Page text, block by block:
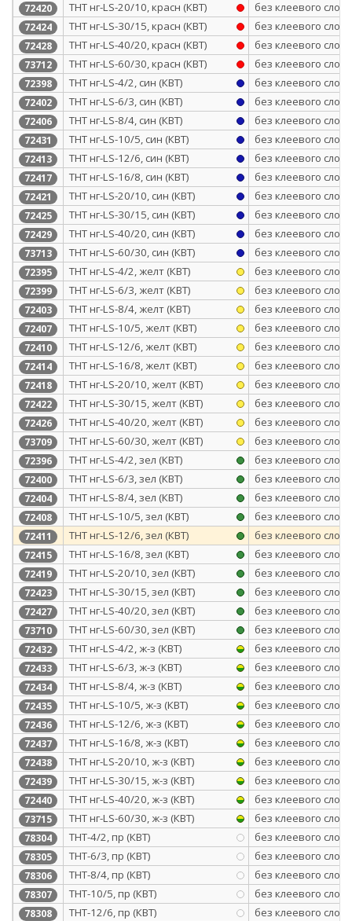
72420 ТНТ нг-LS-20/10, красн (КВТ) без клеевого слоя
72424 ТНТ нг-LS-30/15, красн (КВТ) без клеевого слоя
72428 ТНТ нг-LS-40/20, красн (КВТ) без клеевого слоя
73712 ТНТ нг-LS-60/30, красн (КВТ) без клеевого слоя
72398 ТНТ нг-LS-4/2, син (КВТ) без клеевого слоя
72402 ТНТ нг-LS-6/3, син (КВТ) без клеевого слоя
72406 ТНТ нг-LS-8/4, син (КВТ) без клеевого слоя
72431 ТНТ нг-LS-10/5, син (КВТ) без клеевого слоя
72413 ТНТ нг-LS-12/6, син (КВТ) без клеевого слоя
72417 ТНТ нг-LS-16/8, син (КВТ) без клеевого слоя
72421 ТНТ нг-LS-20/10, син (КВТ) без клеевого слоя
72425 ТНТ нг-LS-30/15, син (КВТ) без клеевого слоя
72429 ТНТ нг-LS-40/20, син (КВТ) без клеевого слоя
73713 ТНТ нг-LS-60/30, син (КВТ) без клеевого слоя
72395 ТНТ нг-LS-4/2, желт (КВТ) без клеевого слоя
72399 ТНТ нг-LS-6/3, желт (КВТ) без клеевого слоя
72403 ТНТ нг-LS-8/4, желт (КВТ) без клеевого слоя
72407 ТНТ нг-LS-10/5, желт (КВТ) без клеевого слоя
72410 ТНТ нг-LS-12/6, желт (КВТ) без клеевого слоя
72414 ТНТ нг-LS-16/8, желт (КВТ) без клеевого слоя
72418 ТНТ нг-LS-20/10, желт (КВТ) без клеевого слоя
72422 ТНТ нг-LS-30/15, желт (КВТ) без клеевого слоя
72426 ТНТ нг-LS-40/20, желт (КВТ) без клеевого слоя
73709 ТНТ нг-LS-60/30, желт (КВТ) без клеевого слоя
72396 ТНТ нг-LS-4/2, зел (КВТ) без клеевого слоя
72400 ТНТ нг-LS-6/3, зел (КВТ) без клеевого слоя
72404 ТНТ нг-LS-8/4, зел (КВТ) без клеевого слоя
72408 ТНТ нг-LS-10/5, зел (КВТ) без клеевого слоя
72411 ТНТ нг-LS-12/6, зел (КВТ) без клеевого слоя
72415 ТНТ нг-LS-16/8, зел (КВТ) без клеевого слоя
72419 ТНТ нг-LS-20/10, зел (КВТ) без клеевого слоя
72423 ТНТ нг-LS-30/15, зел (КВТ) без клеевого слоя
72427 ТНТ нг-LS-40/20, зел (КВТ) без клеевого слоя
73710 ТНТ нг-LS-60/30, зел (КВТ) без клеевого слоя
72432 ТНТ нг-LS-4/2, ж-з (КВТ) без клеевого слоя
72433 ТНТ нг-LS-6/3, ж-з (КВТ) без клеевого слоя
72434 ТНТ нг-LS-8/4, ж-з (КВТ) без клеевого слоя
72435 ТНТ нг-LS-10/5, ж-з (КВТ) без клеевого слоя
72436 ТНТ нг-LS-12/6, ж-з (КВТ) без клеевого слоя
72437 ТНТ нг-LS-16/8, ж-з (КВТ) без клеевого слоя
72438 ТНТ нг-LS-20/10, ж-з (КВТ) без клеевого слоя
72439 ТНТ нг-LS-30/15, ж-з (КВТ) без клеевого слоя
72440 ТНТ нг-LS-40/20, ж-з (КВТ) без клеевого слоя
73715 ТНТ нг-LS-60/30, ж-з (КВТ) без клеевого слоя
78304 ТНТ-4/2, пр (КВТ) без клеевого слоя
78305 ТНТ-6/3, пр (КВТ) без клеевого слоя
78306 ТНТ-8/4, пр (КВТ) без клеевого слоя
78307 ТНТ-10/5, пр (КВТ) без клеевого слоя
78308 ТНТ-12/6, пр (КВТ) без клеевого слоя